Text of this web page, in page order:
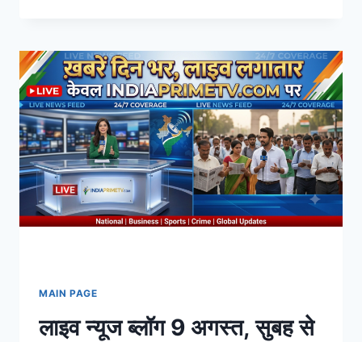
खेलने
की
उम्र
में
मां
और
हिंसा
का
शिकार?
जानिए
बांग्लादेश
MAIN PAGE
लाइव न्यूज ब्लॉग 9 अगस्त, सुबह से